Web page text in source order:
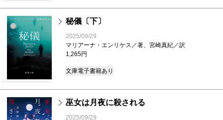
秘儀〔下〕
2025/09/29
マリアーナ・エンリケス／著、宮崎真紀／訳
1,265円
文庫電子書籍あり
巫女は月夜に殺される
2025/09/29